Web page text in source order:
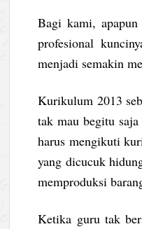
Bagi kami,
profesional
menjadi semakin
Kurikulum 2013
tak mau begitu
harus mengikuti
yang dicucuk
memproduksi
Ketika guru tak